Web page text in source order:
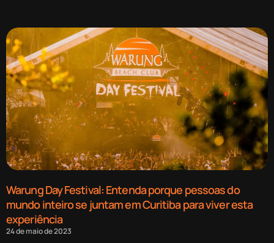
Warung Day Festival: Entenda porque pessoas do
mundo inteiro se juntam em Curitiba para viver esta
experiência
24 de maio de 2023